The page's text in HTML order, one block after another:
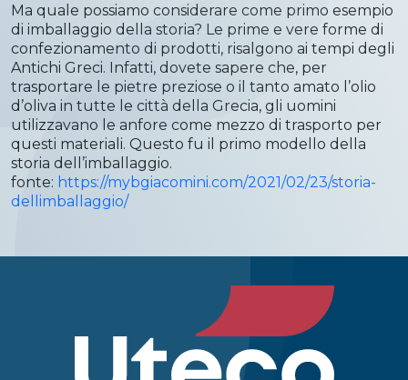
Ma quale possiamo considerare come primo esempio
di imballaggio della storia? Le prime e vere forme di
confezionamento di prodotti, risalgono ai tempi degli
Antichi Greci. Infatti, dovete sapere che, per
trasportare le pietre preziose o il tanto amato l’olio
d’oliva in tutte le città della Grecia, gli uomini
utilizzavano le anfore come mezzo di trasporto per
questi materiali. Questo fu il primo modello della
storia dell’imballaggio.
fonte: https://mybgiacomini.com/2021/02/23/storia-
dellimballaggio/